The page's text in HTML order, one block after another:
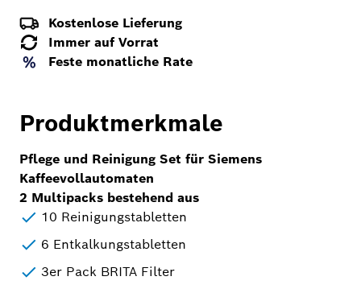
Kostenlose Lieferung
Immer auf Vorrat
Feste monatliche Rate
Produktmerkmale
Pflege und Reinigung Set für Siemens
Kaffeevollautomaten
2 Multipacks bestehend aus
10 Reinigungstabletten
6 Entkalkungstabletten
3er Pack BRITA Filter